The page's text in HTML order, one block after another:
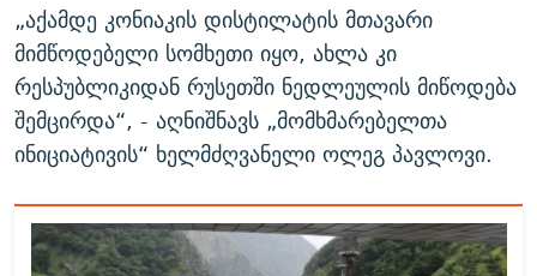
„აქამდე კონიაკის დისტილატის მთავარი
მიმწოდებელი სომხეთი იყო, ახლა კი
რესპუბლიკიდან რუსეთში ნედლეულის მიწოდება
შემცირდა“, - აღნიშნავს „მომხმარებელთა
ინიციატივის“ ხელმძღვანელი ოლეგ პავლოვი.